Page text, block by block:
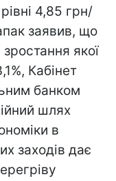
4,85 грн/
заявив, що
якої
Кабінет
банком
шлях
в
заходів дає